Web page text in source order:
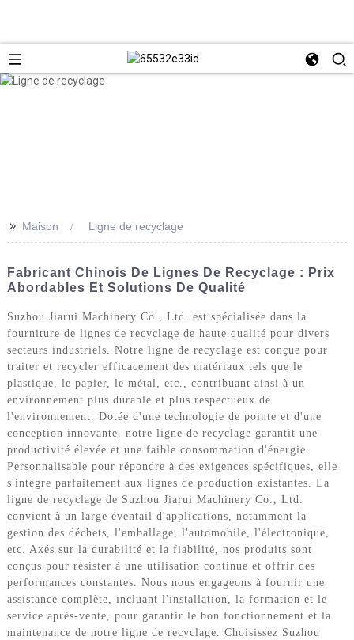
>> Maison Ligne de recyclage
Fabricant Chinois De Lignes De Recyclage : Prix
Abordables Et Solutions De Qualité
Suzhou Jiarui Machinery Co., Ltd. est spécialisée dans la
fourniture de lignes de recyclage de haute qualité pour divers
secteurs industriels. Notre ligne de recyclage est conçue pour
traiter et recycler efficacement des matériaux tels que le
plastique, le papier, le métal, etc., contribuant ainsi à un
environnement plus durable et plus respectueux de
l'environnement. Dotée d'une technologie de pointe et d'une
conception innovante, notre ligne de recyclage garantit une
productivité élevée et une faible consommation d'énergie.
Personnalisable pour répondre à des exigences spécifiques, elle
s'intègre parfaitement aux lignes de production existantes. La
ligne de recyclage de Suzhou Jiarui Machinery Co., Ltd.
convient à un large éventail d'applications, notamment la
gestion des déchets, l'emballage, l'automobile, l'électronique,
etc. Axés sur la durabilité et la fiabilité, nos produits sont
conçus pour résister à une utilisation continue et offrir des
performances constantes. Nous nous engageons à fournir une
assistance complète, incluant l'installation, la formation et le
service après-vente, pour garantir le bon fonctionnement et la
maintenance de notre ligne de recyclage. Choisissez Suzhou